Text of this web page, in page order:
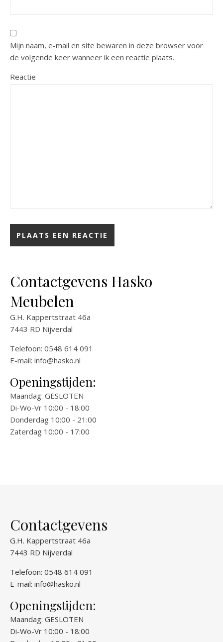
Mijn naam, e-mail en site bewaren in deze browser voor
de volgende keer wanneer ik een reactie plaats.
Reactie
Contactgevens Hasko
Meubelen
G.H. Kappertstraat 46a
7443 RD Nijverdal
Telefoon: 0548 614 091
E-mail: info@hasko.nl
Openingstijden:
Maandag: GESLOTEN
Di-Wo-Vr 10:00 - 18:00
Donderdag 10:00 - 21:00
Zaterdag 10:00 - 17:00
Contactgevens
G.H. Kappertstraat 46a
7443 RD Nijverdal
Telefoon: 0548 614 091
E-mail: info@hasko.nl
Openingstijden:
Maandag: GESLOTEN
Di-Wo-Vr 10:00 - 18:00